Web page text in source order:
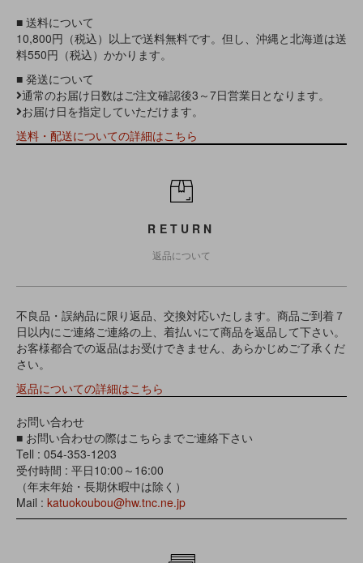
■ 送料について
10,800円（税込）以上で送料無料です。但し、沖縄と北海道は送
料550円（税込）かかります。
■ 発送について
通常のお届け日数はご注文確認後3～7日営業日となります。
お届け日を指定していただけます。
送料・配送についての詳細はこちら
RETURN
返品について
不良品・誤納品に限り返品、交換対応いたします。商品ご到着７
日以内にご連絡ご連絡の上、着払いにて商品を返品して下さい。
お客様都合での返品はお受けできません、あらかじめご了承くだ
さい。
返品についての詳細はこちら
お問い合わせ
■ お問い合わせの際はこちらまでご連絡下さい
Tell : 054-353-1203
受付時間 : 平日10:00～16:00
（年末年始・長期休暇中は除く）
Mail : katuokoubou@hw.tnc.ne.jp